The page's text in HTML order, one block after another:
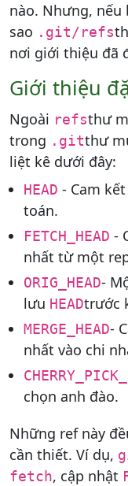
nào. Nhưng,
sao .git/refs
nơi giới thiệu đã
Giới thiệu
Ngoài refsthư
trong .gitthư
liệt kê dưới đây:
HEAD - Cam
toán.
FETCH_HEAD -
nhất từ ​​một
ORIG_HEAD-
lưu HEADtrước
MERGE_HEAD-
nhất vào chi
chọn anh đào.
Những ref này
cần thiết. Ví dụ,
fetch, cập nhật